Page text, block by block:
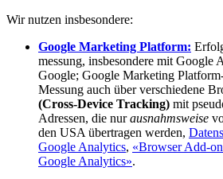
Wir nutzen insbesondere:
Google Marketing Platform:
messung, insbesondere mit Google
Google; Google Marketing
Messung auch über verschiedene
(Cross-Device Tracking) mit
Adressen, die nurausnahmsweise
den USA übertragen werden,
Google Analytics, «Browser Add-
Google Analytics».